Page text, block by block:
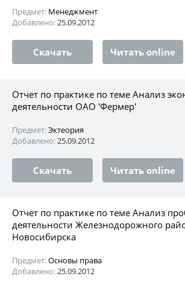
Предмет: Менеджмент
Добавлено:25.09.2012
Скачать Читать online
Отчет по практике по теме Анализ
деятельности ОАО 'Фермер'
Предмет:Эктеория
Добавлено:25.09.2012
Скачать Читать online
Отчет по практике по теме Анализ
деятельности Железнодорожного
Новосибирска
Предмет:Основы права
Добавлено:25.09.2012